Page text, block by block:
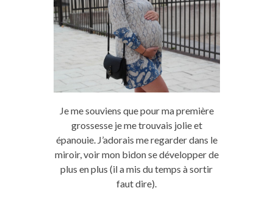
Je me souviens que pour ma première
grossesse je me trouvais jolie et
épanouie. J’adorais me regarder dans le
miroir, voir mon bidon se développer de
plus en plus (il a mis du temps à sortir
faut dire).